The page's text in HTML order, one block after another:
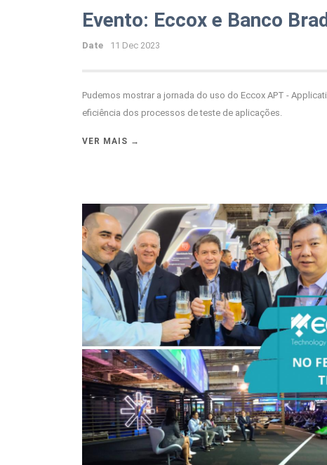
Evento: Eccox e Banco
Date 11 Dec 2023
Pudemos mostrar a jornada do uso do Eccox APT -
eficiência dos processos de teste de aplicações.
VER MAIS →